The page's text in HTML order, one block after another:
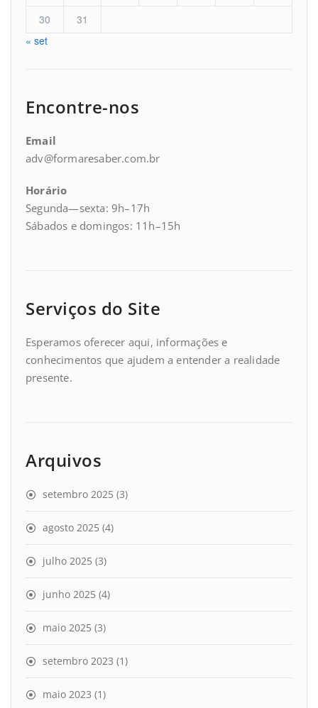
30
31
« set
Encontre-nos
Email
adv@formaresaber.com.br
Horário
Segunda—sexta: 9h–17h
Sábados e domingos: 11h–15h
Serviços do Site
Esperamos oferecer aqui, informações e
conhecimentos que ajudem a entender a realidade
presente.
Arquivos
setembro 2025 (3)
agosto 2025 (4)
julho 2025 (3)
junho 2025 (4)
maio 2025 (3)
setembro 2023 (1)
maio 2023 (1)